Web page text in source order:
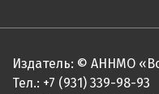
Издатель: © АННМО
Тел.: +7 (931) 339-98-93